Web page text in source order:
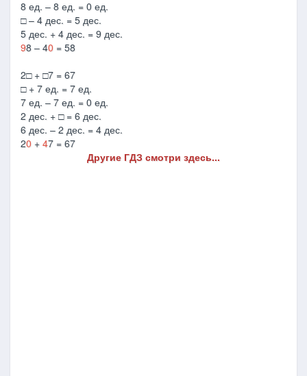
8 ед. – 8 ед. = 0 ед.
□ – 4 дес. = 5 дес.
5 дес. + 4 дес. = 9 дес.
98 – 40 = 58
2□ + □7 = 67
□ + 7 ед. = 7 ед.
7 ед. – 7 ед. = 0 ед.
2 дес. + □ = 6 дес.
6 дес. – 2 дес. = 4 дес.
20 + 47 = 67
Другие ГДЗ смотри здесь...